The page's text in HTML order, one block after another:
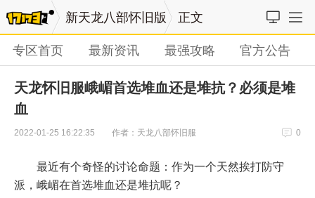
新天龙八部怀旧版 正文
专区首页 最新资讯 最强攻略 官方公告
天龙怀旧服峨嵋首选堆血还是堆抗？必须是堆
血
2022-01-25 16:22:35 作者：天龙八部怀旧服 0
最近有个奇怪的讨论命题：作为一个天然挨打防守
派，峨嵋在首选堆血还是堆抗呢？